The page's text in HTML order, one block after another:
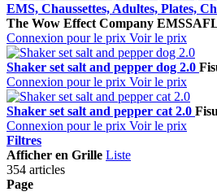
EMS, Chaussettes, Adultes, Plates,
The Wow Effect Company
Connexion pour le prix Voir le prix
Shaker set salt and pepper dog 2.0
Connexion pour le prix Voir le prix
Shaker set salt and pepper cat 2.0
Connexion pour le prix Voir le prix
Filtres
Afficher en Grille Liste
354 articles
Page